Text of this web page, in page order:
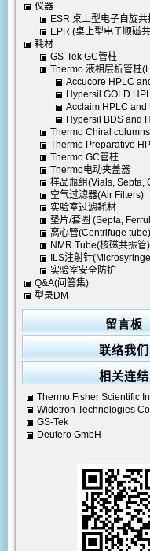
仪器
ESR 桌上型电子自旋共
EPR (桌上型电子顺磁
耗材
GS-Tek GC管柱
Thermo 液相层析管柱
Accucore HPLC
Hypersil GOLD
Acclaim HPLC
Hypersil BDS and
Columns
Thermo Chiral
Thermo Preparative
柱
Thermo GC管柱
Thermo电动夹盖器
样品瓶组(Vials, Septa,
空气过滤器(Air Filters)
实验室过滤耗材
垫片/套圈 (Septa,
离心管(Centrifuge tube)
NMR Tube(核磁共振管)
ILS注射针
实验室安全防护
Q&A(问答集)
型录DM
留言板
联络我们
相关连结
Thermo Fisher Scientific
Widetron Technologies
GS-Tek
Deutero GmbH